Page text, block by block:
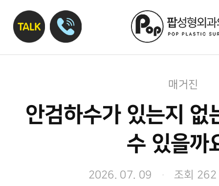
매거진
안검하수가 있는지 없
수 있을까
2026. 07. 09 · 조회 262